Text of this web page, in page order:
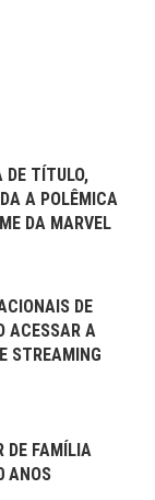
DE TÍTULO,
A POLÊMICA
DA MARVEL
DE
ACESSAR A
STREAMING
DE FAMÍLIA
ANOS